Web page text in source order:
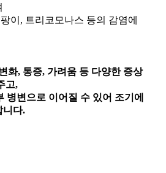
이, 트리코모나스 등의 감염에
화, 통증, 가려움 등 다양한 증상
고,
병변으로 이어질 수 있어 조기에
니다.